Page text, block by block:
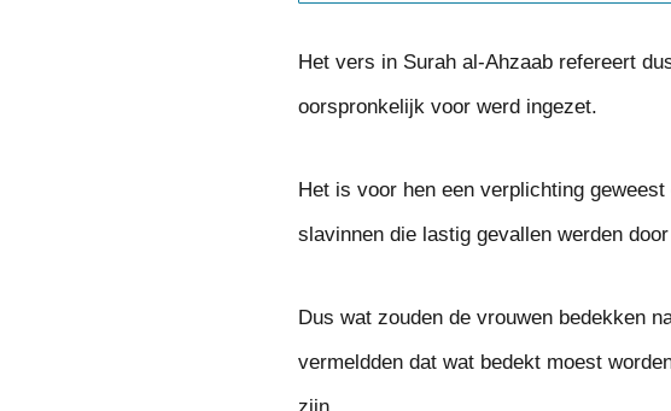
Het vers in Surah al-Ahzaab refereert
oorspronkelijk voor werd ingezet.
Het is voor hen een verplichting
slavinnen die lastig gevallen werden
Dus wat zouden de vrouwen bedekken
vermeldden dat wat bedekt moest